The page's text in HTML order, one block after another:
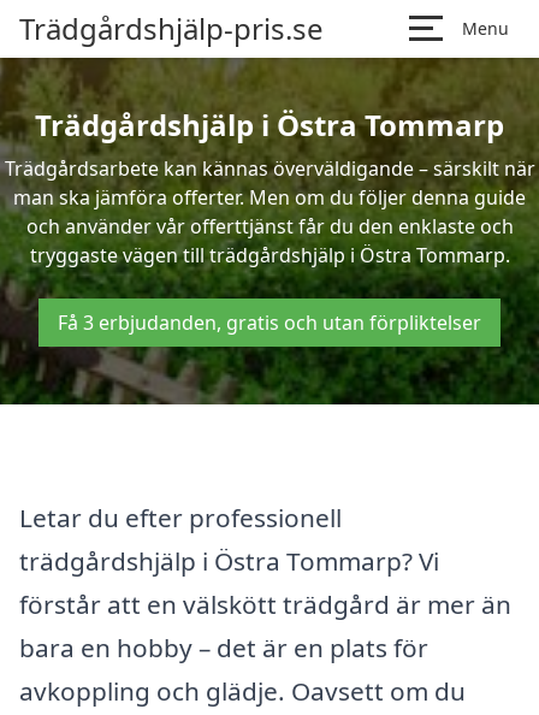
Trädgårdshjälp-pris.se Menu
Trädgårdshjälp i Östra Tommarp
Trädgårdsarbete kan kännas överväldigande – särskilt när
man ska jämföra offerter. Men om du följer denna guide
och använder vår offerttjänst får du den enklaste och
tryggaste vägen till trädgårdshjälp i Östra Tommarp.
Få 3 erbjudanden, gratis och utan förpliktelser
Letar du efter professionell
trädgårdshjälp i Östra Tommarp? Vi
förstår att en välskött trädgård är mer än
bara en hobby – det är en plats för
avkoppling och glädje. Oavsett om du